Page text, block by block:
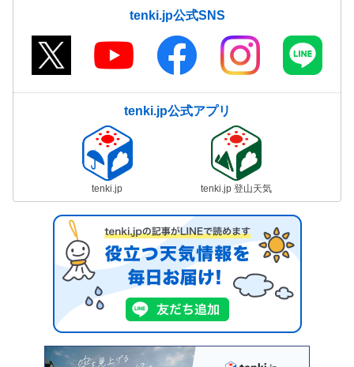
tenki.jp公式SNS
tenki.jp公式アプリ
tenki.jp tenki.jp 登山天気